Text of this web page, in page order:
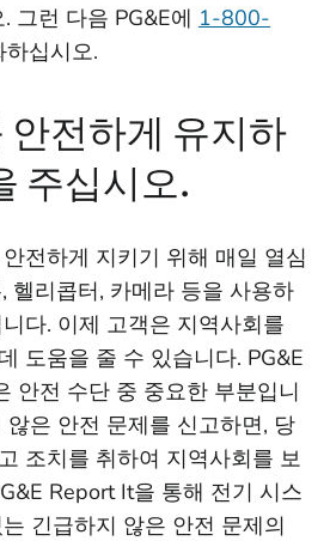
그런 다음 PG&E에 1-800-
십시오.
안전하게 유지하
주십시오.
전하게 지키기 위해 매일 열심
헬리콥터, 카메라 등을 사용하
다. 이제 고객은 지역사회를
도움을 줄 수 있습니다. PG&E
안전 수단 중 중요한 부분입니
은 안전 문제를 신고하면, 당
조치를 취하여 지역사회를 보
Report It을 통해 전기 시스
긴급하지 않은 안전 문제의